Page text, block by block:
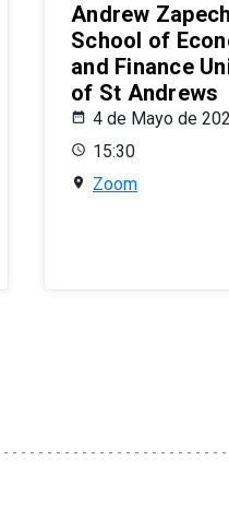
Andrew
School of
and Finance
of St Andrews
4 de Mayo de
15:30
Zoom